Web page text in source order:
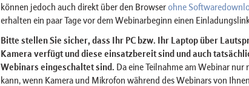
können jedoch auch direkt über den Browserohne
erhalten ein paar Tage vor dem Webinarbeginn einen
Bitte stellen Sie sicher, dass Ihr PC bzw. Ihr Laptop über
Kamera verfügt und diese einsatzbereit sind und auch
Webinars eingeschaltet sind. Da eine Teilnahme am Webinar
kann, wenn Kamera und Mikrofon während des Webinars von